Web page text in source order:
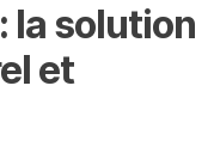
la solution
et